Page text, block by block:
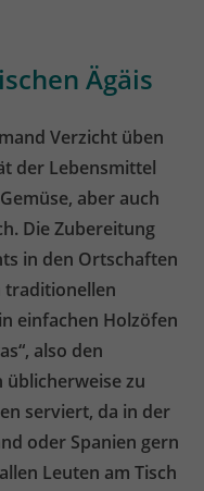
Ägäis
Verzicht üben
der Lebensmittel
aber auch
Die Zubereitung
in den Ortschaften
traditionellen
einfachen Holzöfen
also den
zu
serviert, da in der
oder Spanien gern
Leuten am Tisch